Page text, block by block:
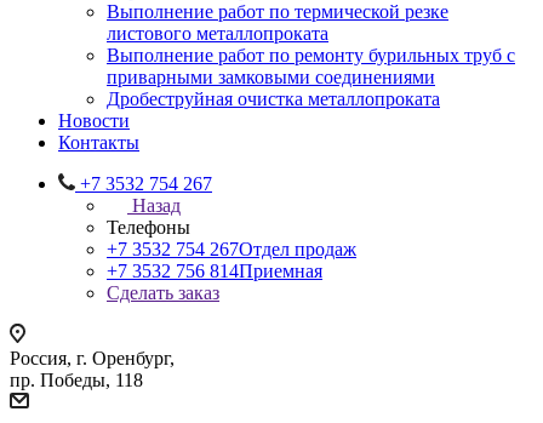
Выполнение работ по термической резке
листового металлопроката
Выполнение работ по ремонту бурильных труб с
приварными замковыми соединениями
Дробеструйная очистка металлопроката
Новости
Контакты
+7 3532 754 267
Назад
Телефоны
+7 3532 754 267Отдел продаж
+7 3532 756 814Приемная
Сделать заказ
Россия, г. Оренбург,
пр. Победы, 118